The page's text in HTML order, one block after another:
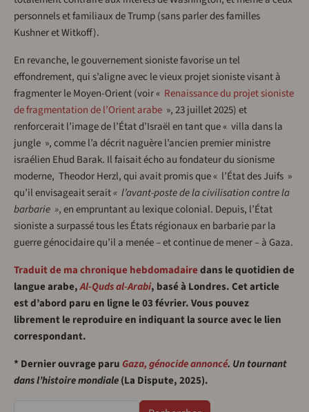
personnels et familiaux de Trump (sans parler des familles
Kushner et Witkoff).
En revanche, le gouvernement sioniste favorise un tel
effondrement, qui s’aligne avec le vieux projet sioniste visant à
fragmenter le Moyen-Orient (voir « Renaissance du projet sioniste
de fragmentation de l’Orient arabe », 23 juillet 2025) et
renforcerait l’image de l’État d’Israël en tant que « villa dans la
jungle », comme l’a décrit naguère l’ancien premier ministre
israélien Ehud Barak. Il faisait écho au fondateur du sionisme
moderne, Theodor Herzl, qui avait promis que « l’État des Juifs »
qu’il envisageait serait« l’avant-poste de la civilisation contre la
barbarie », en empruntant au lexique colonial. Depuis, l’État
sioniste a surpassé tous les États régionaux en barbarie par la
guerre génocidaire qu’il a menée – et continue de mener – à Gaza.
Traduit de ma chronique hebdomadairedans le quotidien de
langue arabe,Al-Quds al-Arabi, basé à Londres. Cet article
est d’abord paru en ligne le 03 février. Vous pouvez
librement le reproduire en indiquant la source avec le lien
correspondant.
* Dernier ouvrage paru Gaza, génocide annoncé. Un tournant
dans l’histoire mondiale(La Dispute, 2025).